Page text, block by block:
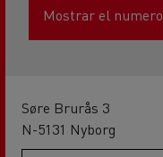
Mostrar el numero
Søre Brurås 3
N-5131 Nyborg